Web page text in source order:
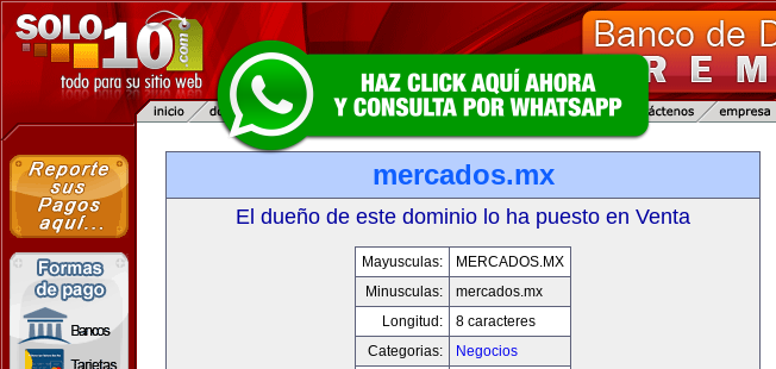
mercados.mx
El dueño de este dominio lo ha puesto en Venta
Mayusculas:
MERCADOS.MX
Minusculas:
mercados.mx
Longitud:
8 caracteres
Categorias:
Negocios